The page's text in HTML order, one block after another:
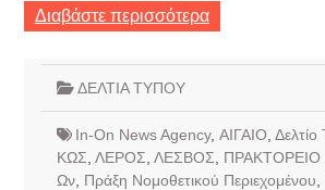
Διαβάστε περισσότερα
ΔΕΛΤΙΑ ΤΥΠΟΥ
In-On News Agency, ΑΙΓΑΙΟ
ΚΩΣ ΛΕΡΟΣ ΛΕΣΒΟΣ
ΠΡΑΚΤΟΡΕΙΟ
Ων, Πράξη Νομοθετικού Περιεχομένου